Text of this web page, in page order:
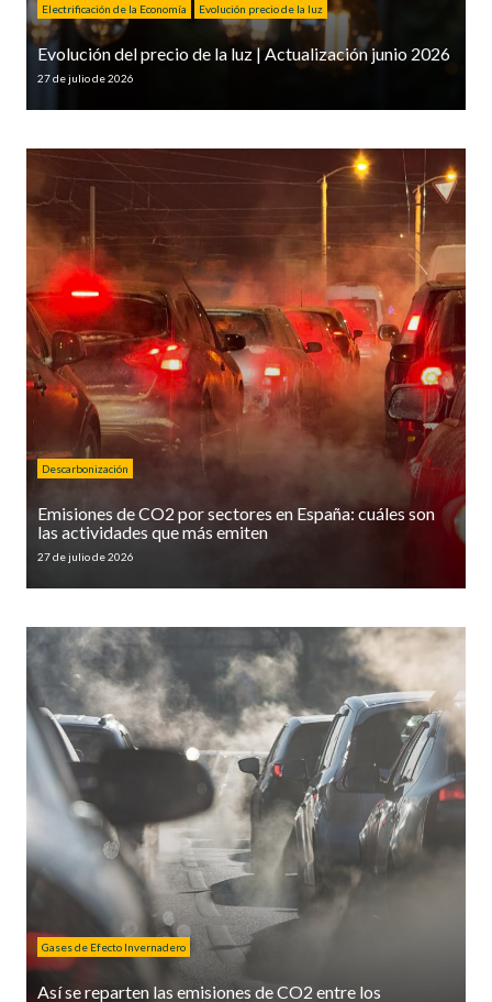
Electrificación de la Economía Evolución precio de la luz
Evolución del precio de la luz | Actualización junio 2026
27 de julio de 2026
Descarbonización
Emisiones de CO2 por sectores en España: cuáles son
las actividades que más emiten
27 de julio de 2026
Gases de Efecto Invernadero
Así se reparten las emisiones de CO2 entre los